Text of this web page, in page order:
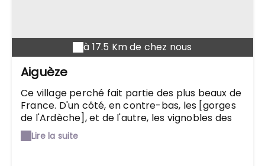
à 17.5 Km de chez nous
Aiguèze
Ce village perché fait partie des plus beaux de
France. D'un côté, en contre-bas, les [gorges
de l'Ardèche], et de l'autre, les vignobles des
[Côtes du Rhône]. Une ancienne forteresse
dont le cadre exceptionnel vaut à lui seul le
Lire la suite